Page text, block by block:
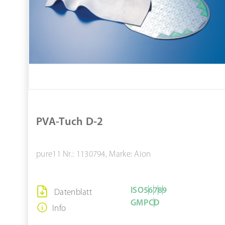
Autoklavierbar
Material: Polyester/Urethan
Anzahl in kleinster Unterverpackung: 1
PVA-Tuch D-2
pure11 Nr.: 1130794, Marke: Aion
Datenblatt
Info
ISO56789
GMPCD